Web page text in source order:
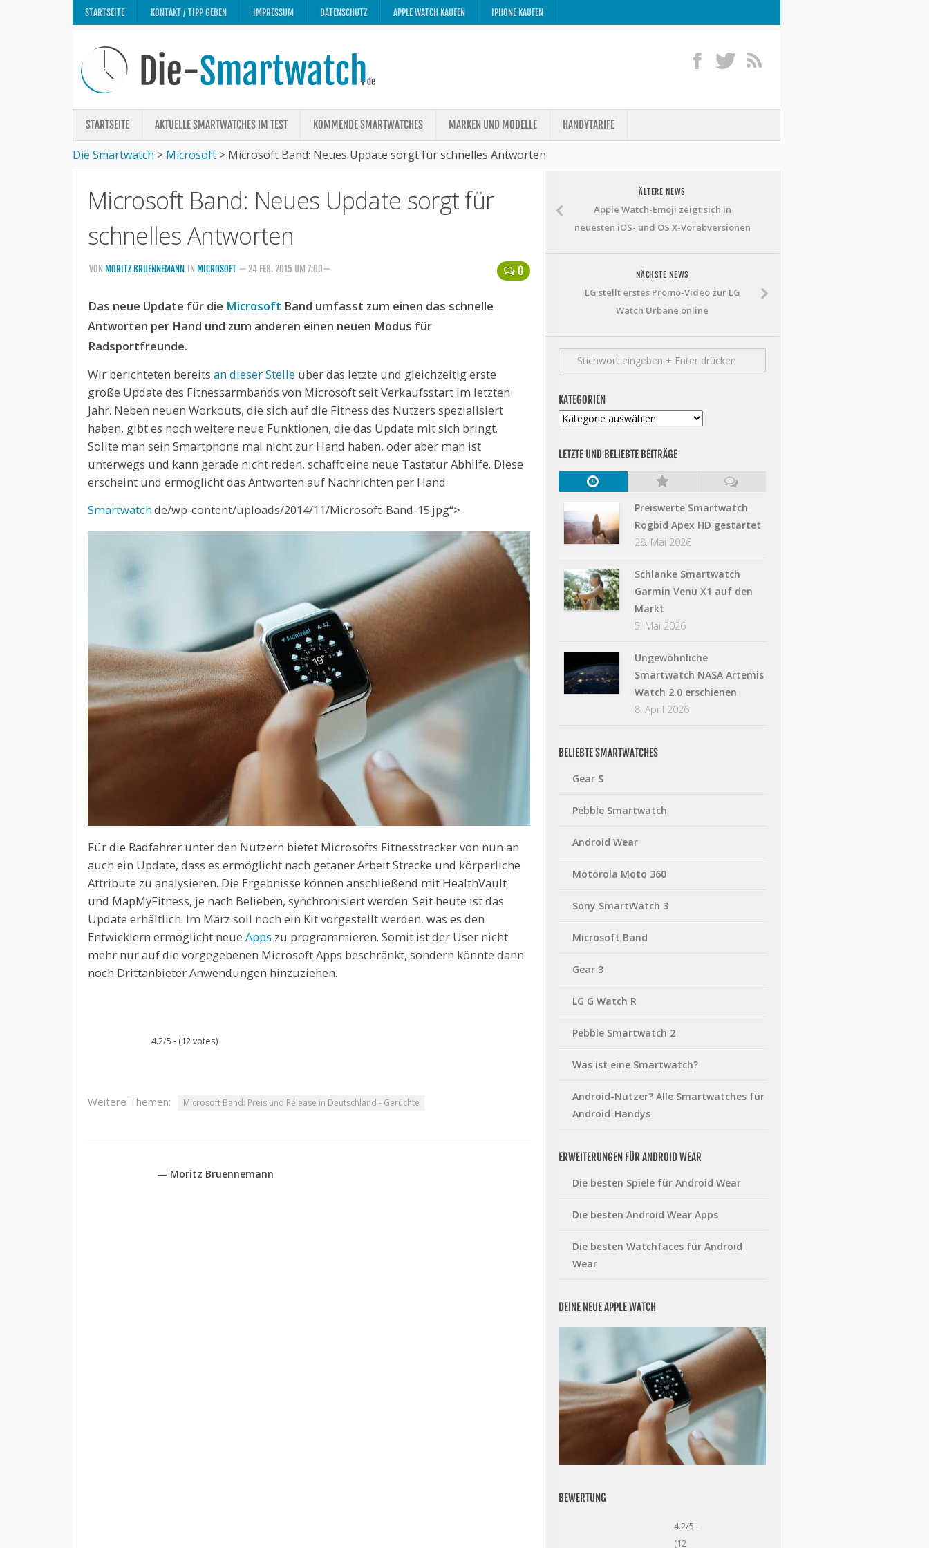
STARTSEITE KONTAKT / TIPP GEBEN IMPRESSUM DATENSCHUTZ APPLE WATCH KAUFEN IPHONE KAUFEN
STARTSEITE AKTUELLE SMARTWATCHES IM TEST KOMMENDE SMARTWATCHES MARKEN UND MODELLE HANDYTARIFE
Die Smartwatch > Microsoft > Microsoft Band: Neues Update sorgt für schnelles Antworten
Microsoft Band: Neues Update sorgt für
schnelles Antworten
0
VON MORITZ BRUENNEMANN IN MICROSOFT — 24 FEB. 2015 UM 7:00—
Das neue Update für die Microsoft Band umfasst zum einen das schnelle
Antworten per Hand und zum anderen einen neuen Modus für
Radsportfreunde.
Wir berichteten bereits an dieser Stelle über das letzte und gleichzeitig erste
große Update des Fitnessarmbands von Microsoft seit Verkaufsstart im letzten
Jahr. Neben neuen Workouts, die sich auf die Fitness des Nutzers spezialisiert
haben, gibt es noch weitere neue Funktionen, die das Update mit sich bringt.
Sollte man sein Smartphone mal nicht zur Hand haben, oder aber man ist
unterwegs und kann gerade nicht reden, schafft eine neue Tastatur Abhilfe. Diese
erscheint und ermöglicht das Antworten auf Nachrichten per Hand.
Smartwatch.de/wp-content/uploads/2014/11/Microsoft-Band-15.jpg“>
Für die Radfahrer unter den Nutzern bietet Microsofts Fitnesstracker von nun an
auch ein Update, dass es ermöglicht nach getaner Arbeit Strecke und körperliche
Attribute zu analysieren. Die Ergebnisse können anschließend mit HealthVault
und MapMyFitness, je nach Belieben, synchronisiert werden. Seit heute ist das
Update erhältlich. Im März soll noch ein Kit vorgestellt werden, was es den
Entwicklern ermöglicht neue Apps zu programmieren. Somit ist der User nicht
mehr nur auf die vorgegebenen Microsoft Apps beschränkt, sondern könnte dann
noch Drittanbieter Anwendungen hinzuziehen.
4.2/5 - (12 votes)
Weitere Themen: Microsoft Band: Preis und Release in Deutschland - Gerüchte
— Moritz Bruennemann
ÄLTERE NEWS
Apple Watch-Emoji zeigt sich in
neuesten iOS- und OS X-Vorabversionen
NÄCHSTE NEWS
LG stellt erstes Promo-Video zur LG
Watch Urbane online
KATEGORIEN
Kategorien
LETZTE UND BELIEBTE BEITRÄGE
Preiswerte Smartwatch
Rogbid Apex HD gestartet
28. Mai 2026
Schlanke Smartwatch
Garmin Venu X1 auf den
Markt
5. Mai 2026
Ungewöhnliche
Smartwatch NASA Artemis
Watch 2.0 erschienen
8. April 2026
BELIEBTE SMARTWATCHES
Gear S
Pebble Smartwatch
Android Wear
Motorola Moto 360
Sony SmartWatch 3
Microsoft Band
Gear 3
LG G Watch R
Pebble Smartwatch 2
Was ist eine Smartwatch?
Android-Nutzer? Alle Smartwatches für
Android-Handys
ERWEITERUNGEN FÜR ANDROID WEAR
Die besten Spiele für Android Wear
Die besten Android Wear Apps
Die besten Watchfaces für Android
Wear
DEINE NEUE APPLE WATCH
BEWERTUNG
4.2/5 -
(12